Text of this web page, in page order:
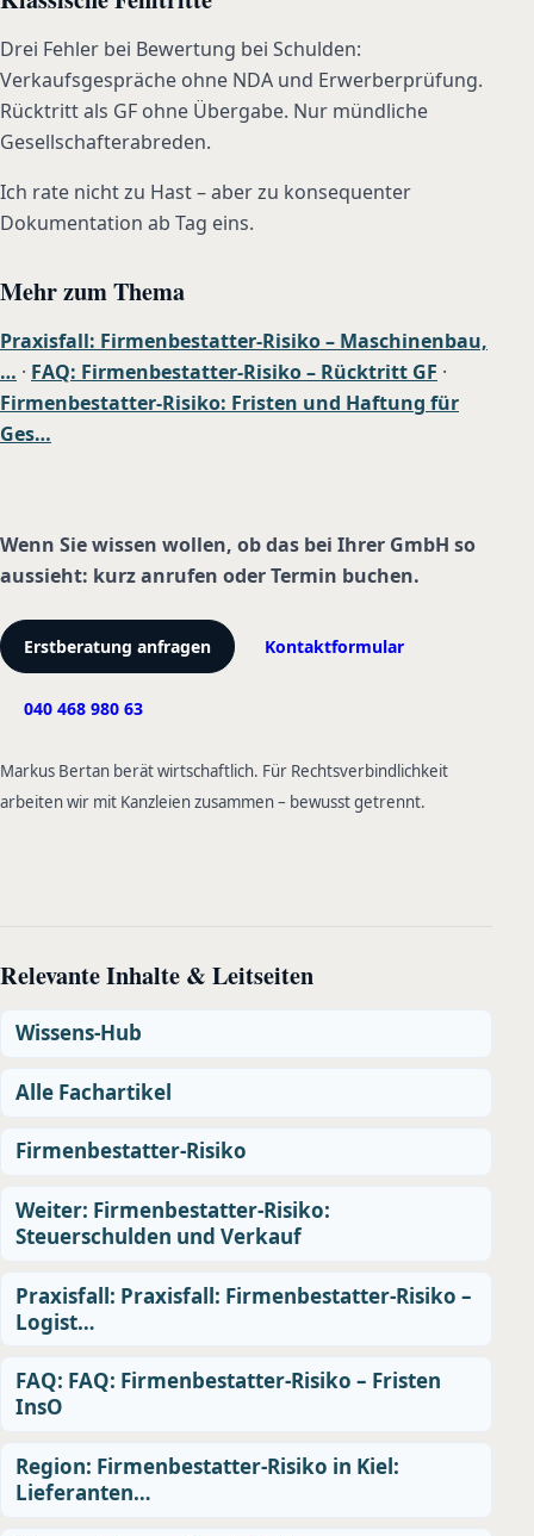
Drei Fehler bei Bewertung bei Schulden:
Verkaufsgespräche ohne NDA und Erwerberprüfung.
Rücktritt als GF ohne Übergabe. Nur mündliche
Gesellschafterabreden.
Ich rate nicht zu Hast – aber zu konsequenter
Dokumentation ab Tag eins.
Mehr zum Thema
Praxisfall: Firmenbestatter-Risiko – Maschinenbau,
… · FAQ: Firmenbestatter-Risiko – Rücktritt GF ·
Firmenbestatter-Risiko: Fristen und Haftung für
Ges…
Wenn Sie wissen wollen, ob das bei Ihrer GmbH so
aussieht: kurz anrufen oder Termin buchen.
Erstberatung anfragen Kontaktformular
040 468 980 63
Markus Bertan berät wirtschaftlich. Für Rechtsverbindlichkeit
arbeiten wir mit Kanzleien zusammen – bewusst getrennt.
Relevante Inhalte & Leitseiten
Wissens-Hub
Alle Fachartikel
Firmenbestatter-Risiko
Weiter: Firmenbestatter-Risiko:
Steuerschulden und Verkauf
Praxisfall: Praxisfall: Firmenbestatter-Risiko –
Logist…
FAQ: FAQ: Firmenbestatter-Risiko – Fristen
InsO
Region: Firmenbestatter-Risiko in Kiel:
Lieferanten…